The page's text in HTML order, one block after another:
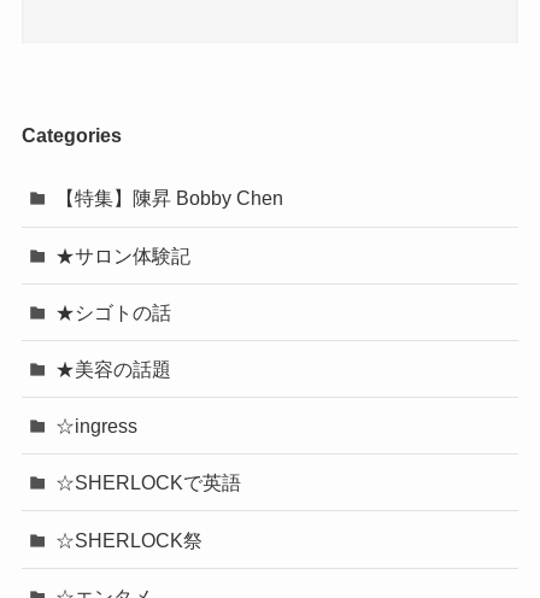
Categories
【特集】陳昇 Bobby Chen
★サロン体験記
★シゴトの話
★美容の話題
☆ingress
☆SHERLOCKで英語
☆SHERLOCK祭